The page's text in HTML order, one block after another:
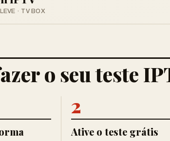
· TV BOX
o seu teste
2
Ative o teste grátis